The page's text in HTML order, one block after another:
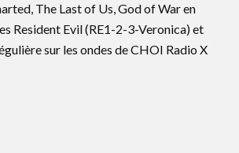
The Last of Us, God of War en
Resident Evil (RE1-2-3-Veronica) et
sur les ondes de CHOI Radio X